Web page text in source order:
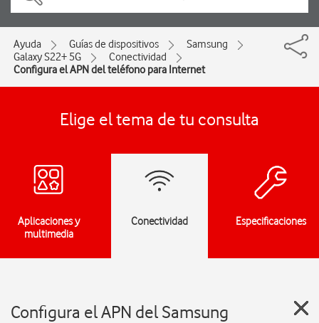
Ayuda Guías de dispositivos
Samsung
Galaxy S22+ 5G
Conectividad
Configura el APN del teléfono para Internet
Elige el tema de tu consulta
Aplicaciones y
multimedia
Conectividad Especificaciones
Configura el APN del Samsung